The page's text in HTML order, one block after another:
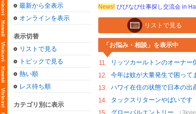
最新から全表示
オンラインを表示
表示切替
リストで見る
トピックで見る
熱い順
レス待ち順
カテゴリ別に表示
News! びびなび仕事探し交流会 in
リストで見る
「お悩み・相談」を表示中
11. リッツカールトンのオーナー
12. 今年は蚊が大量発生で困って
13. ハワイ在住の状態で日本の出
14.
タックスリターンやばいです
グローバルエントリー （